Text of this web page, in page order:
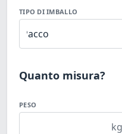
TIPO DI IMBALLO
Quanto misura?
PESO
kg